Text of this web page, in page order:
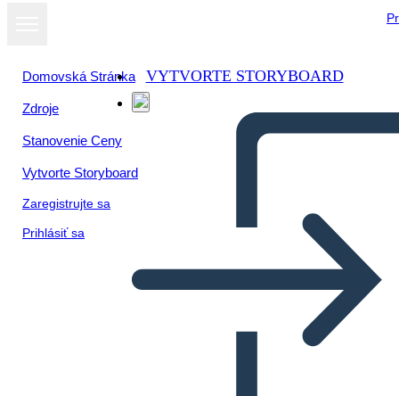
Domovská Stránka
Zdroje
Stanovenie Ceny
Vytvorte Storyboard
Zaregistrujte sa
Prihlásiť sa
VYTVORTE STORYBOARD